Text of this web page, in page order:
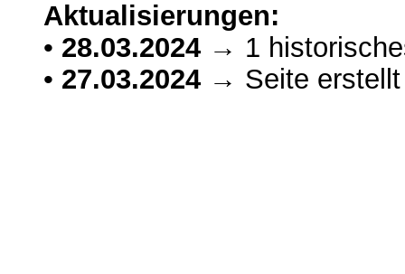
Aktualisierungen:
• 28.03.2024 → 1
• 27.03.2024 → Seite erstellt